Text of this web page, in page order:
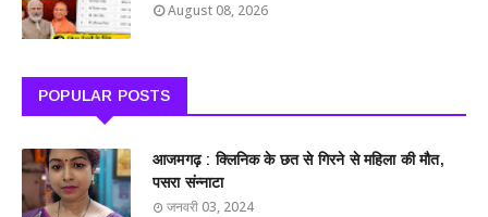
August 08, 2026
POPULAR POSTS
आजमगढ़ : क्लिनिक के छत से गिरने से महिला की मौत,
पसरा संन्नाटा
जनवरी 03, 2024